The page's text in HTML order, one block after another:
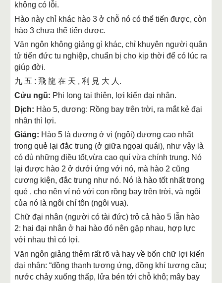
không có lỗi.
Hào này chỉ khác hào 3 ở chỗ nó có thể tiến được, còn
hào 3 chưa thể tiến được.
Văn ngôn không giảng gì khác, chỉ khuyên người quân
tử tiến đức tu nghiệp, chuẩn bị cho kịp thời để có lúc ra
giúp đời.
九 五 : 飛 龍 在 天 , 利 見 大 人.
Cửu ngũ: Phi long tại thiên, lợi kiến đại nhân.
Dịch: Hào 5, dương: Rồng bay trên trời, ra mắt kẻ đại
nhân thì lợi.
Giảng: Hào 5 là dương ở vị (ngôi) dương cao nhất
trong quẻ lại đắc trung (ở giữa ngọai quái), như vậy là
có đủ những điều tốt,vừa cao quí vừa chính trung. Nó
lại được hào 2 ở dưới ứng với nó, mà hào 2 cũng
cương kiện, đắc trung như nó. Nó là hào tốt nhất trong
quẻ , cho nên ví nó với con rồng bay trên trời, và ngôi
của nó là ngôi chí tôn (ngôi vua).
Chữ đại nhân (người có tài đức) trỏ cả hào 5 lẫn hào
2: hai đại nhân ở hai hào đó nên gặp nhau, hợp lực
với nhau thì có lợi.
Văn ngôn giảng thêm rất rõ và hay về bốn chữ lợi kiến
đại nhân: “đồng thanh tương ứng, đồng khí tương cầu;
nước chảy xuống thấp, lửa bén tới chỗ khô; mây bay